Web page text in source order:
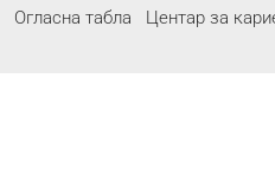
Огласна табла Центар за